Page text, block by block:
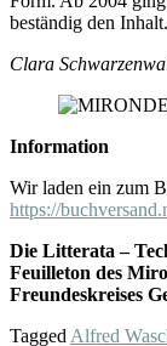
beständig den Inhalt.
Clara
Information
Wir laden ein zum
https://
Die Litterata –
Feuilleton des
Freundeskreises
Tagged Alfred